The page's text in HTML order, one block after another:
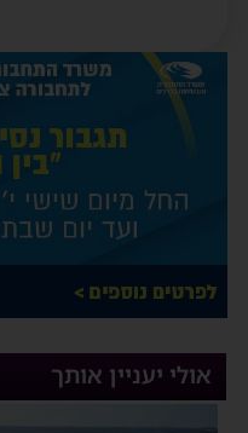
אולי יעניין אותך